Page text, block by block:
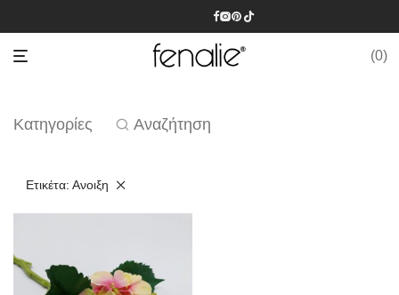
0
Κατηγορίες Αναζήτηση
Ετικέτα: Ανοιξη